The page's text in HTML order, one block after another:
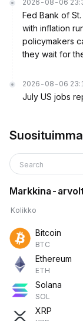
2026-08-06
Fed Bank of
with inflation
policymakers
they wait for
2026-08-06
July US jobs
Search
Markkina-
Kolikko
Bitcoin
BTC
Ethereum
ETH
Solana
SOL
XRP